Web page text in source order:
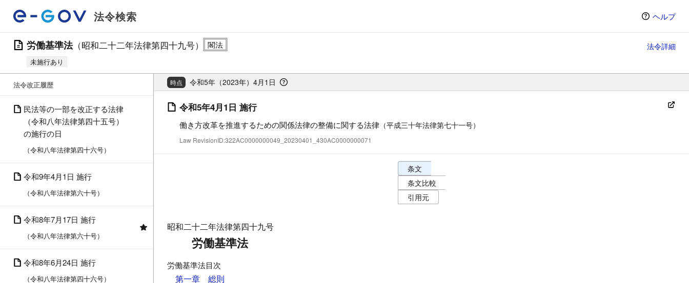
法令検索 ヘルプ
労働基準法（昭和二十二年法律第四十九号）
未施行あり
法令詳細
法令改正履歴
民法等の一部を改正する法律
（令和八年法律第四十五号）
の施行の日
（令和八年法律第四十六号）
令和9年4月1日 施行
（令和八年法律第六十号）
令和8年7月17日 施行
（令和八年法律第六十号）
令和8年6月24日 施行
（令和八年法律第四十六号）
時点 令和5年（2023年）4月1日
令和5年4月1日 施行
働き方改革を推進するための関係法律の整備に関する法律 （平成三十年法律第七十一号）
Law RevisionID:322AC0000000049_20230401_430AC0000000071
条文表示オプション（選択すると条文の表示方法が変わります）
条文
条文比較
引用元
昭和二十二年法律第四十九号
労働基準法
労働基準法目次
第一章 総則